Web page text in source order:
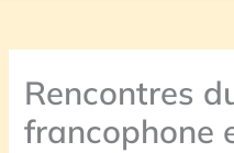
Rencontres
francophone